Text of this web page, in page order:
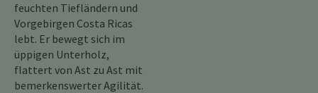
feuchten Tiefländern und
Vorgebirgen Costa Ricas
lebt. Er bewegt sich im
üppigen Unterholz,
flattert von Ast zu Ast mit
bemerkenswerter Agilität.